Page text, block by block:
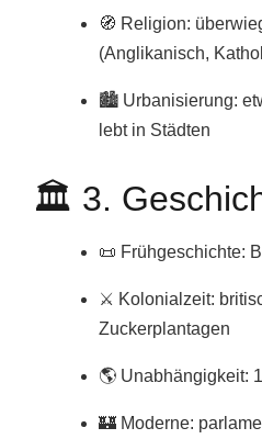
🧭 Religion:
(Anglikanisch,
🏙️ Urbanisierung:
lebt in Städten
🏛️ 3.
📜 Frühgeschichte:
⚔️ Kolonialzeit:
Zuckerplantagen
🌎 Unabhängigkeit:
🏰 Moderne: